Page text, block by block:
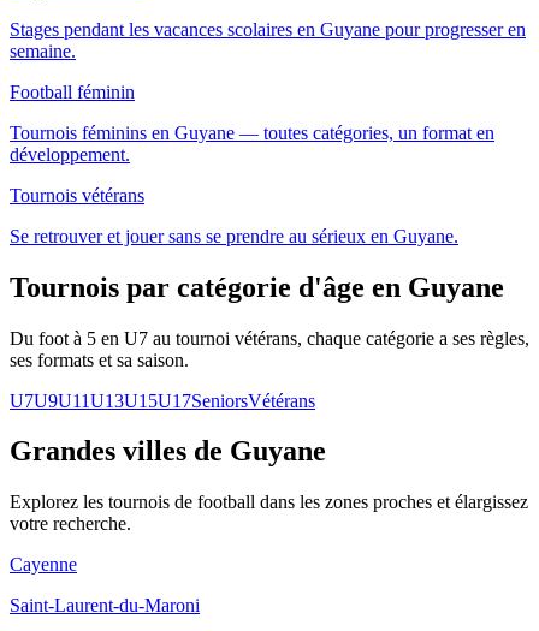
Stages pendant les vacances scolaires en Guyane pour progresser en
semaine.
Football féminin
Tournois féminins en Guyane — toutes catégories, un format en
développement.
Tournois vétérans
Se retrouver et jouer sans se prendre au sérieux en Guyane.
Tournois par catégorie d'âge en Guyane
Du foot à 5 en U7 au tournoi vétérans, chaque catégorie a ses règles,
ses formats et sa saison.
U7U9U11U13U15U17SeniorsVétérans
Grandes villes de Guyane
Explorez les tournois de football dans les zones proches et élargissez
votre recherche.
Cayenne
Saint-Laurent-du-Maroni